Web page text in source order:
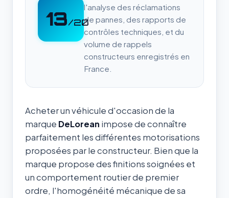
13/20
l'analyse des réclamations
de pannes, des rapports de
contrôles techniques, et du
volume de rappels
constructeurs enregistrés en
France.
Acheter un véhicule d'occasion de la
marque DeLorean impose de connaître
parfaitement les différentes motorisations
proposées par le constructeur. Bien que la
marque propose des finitions soignées et
un comportement routier de premier
ordre, l'homogénéité mécanique de sa